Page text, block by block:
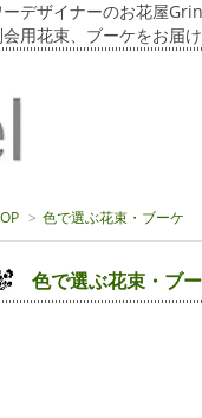
デザイナーのお花屋
用花束、ブーケをお届
> 色で選ぶ花束・ブーケ
色で選ぶ花束・ブ